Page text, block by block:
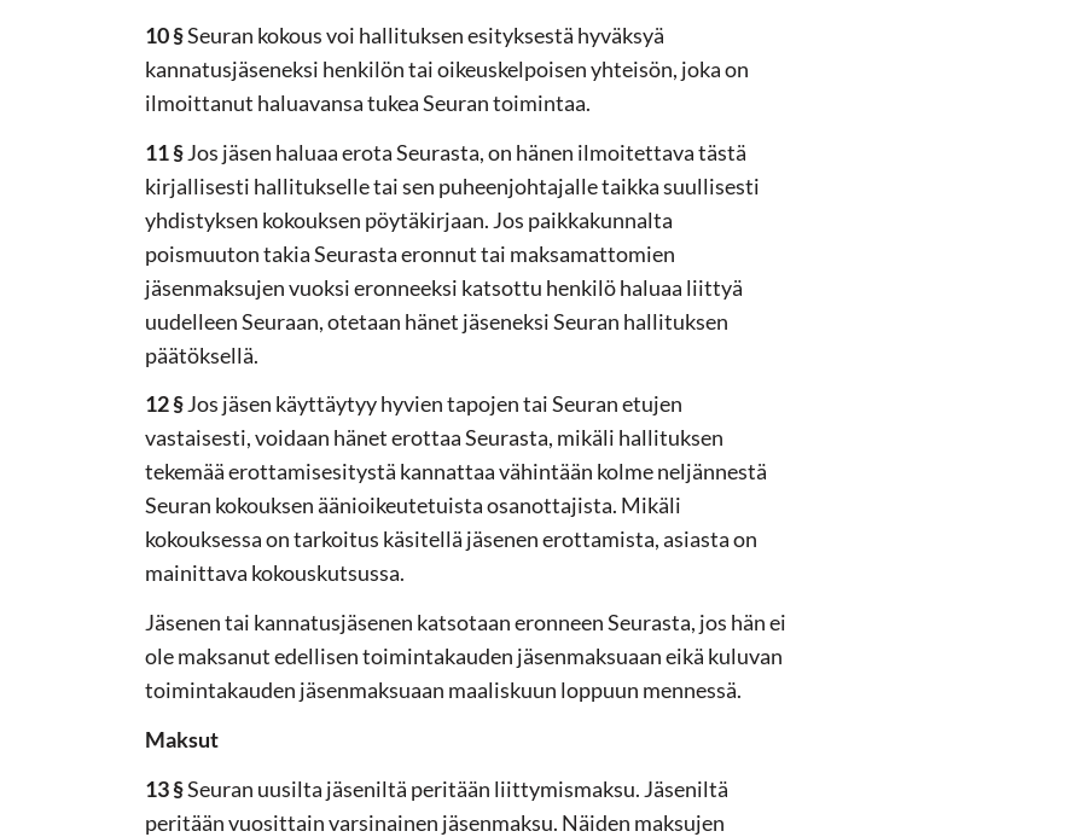
10 §Seuran kokous voi hallituksen esityksestä hyväksyä
kannatusjäseneksi henkilön tai oikeuskelpoisen yhteisön, joka on
ilmoittanut haluavansa tukea Seuran toimintaa.
11 §Jos jäsen haluaa erota Seurasta, on hänen ilmoitettava tästä
kirjallisesti hallitukselle tai sen puheenjohtajalle taikka suullisesti
yhdistyksen kokouksen pöytäkirjaan. Jos paikkakunnalta
poismuuton takia Seurasta eronnut tai maksamattomien
jäsenmaksujen vuoksi eronneeksi katsottu henkilö haluaa liittyä
uudelleen Seuraan, otetaan hänet jäseneksi Seuran hallituksen
päätöksellä.
12 §Jos jäsen käyttäytyy hyvien tapojen tai Seuran etujen
vastaisesti, voidaan hänet erottaa Seurasta, mikäli hallituksen
tekemää erottamisesitystä kannattaa vähintään kolme neljännestä
Seuran kokouksen äänioikeutetuista osanottajista. Mikäli
kokouksessa on tarkoitus käsitellä jäsenen erottamista, asiasta on
mainittava kokouskutsussa.
Jäsenen tai kannatusjäsenen katsotaan eronneen Seurasta, jos hän ei
ole maksanut edellisen toimintakauden jäsenmaksuaan eikä kuluvan
toimintakauden jäsenmaksuaan maaliskuun loppuun mennessä.
Maksut
13 §Seuran uusilta jäseniltä peritään liittymismaksu. Jäseniltä
peritään vuosittain varsinainen jäsenmaksu. Näiden maksujen